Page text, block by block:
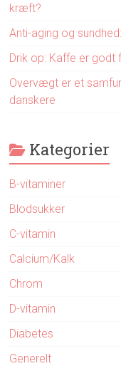
kræft?
Anti-aging og
Drik op: Kaffe er godt
Overvægt er et
danskere
Kategorier
B-vitaminer
Blodsukker
C-vitamin
Calcium/Kalk
Chrom
D-vitamin
Diabetes
Generelt